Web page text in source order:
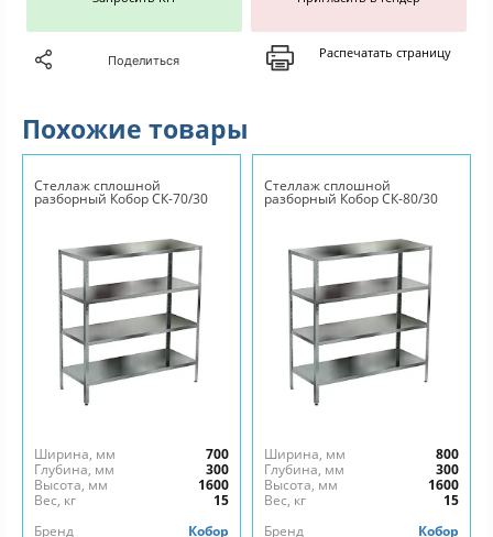
Поделиться Распечатать страницу
Похожие товары
Стеллаж сплошной
разборный Кобор СК-70/30
Ширина, мм
700
Глубина, мм
300
Высота, мм
1600
Вес, кг
15
Бренд
Кобор
Стеллаж сплошной
разборный Кобор СК-80/30
Ширина, мм
800
Глубина, мм
300
Высота, мм
1600
Вес, кг
15
Бренд
Кобор